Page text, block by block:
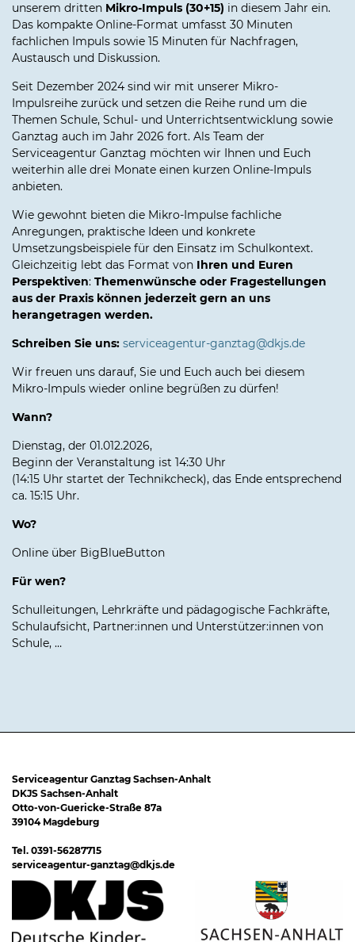
unserem dritten Mikro-Impuls (30+15) in diesem Jahr ein.
Das kompakte Online-Format umfasst 30 Minuten
fachlichen Impuls sowie 15 Minuten für Nachfragen,
Austausch und Diskussion.
Seit Dezember 2024 sind wir mit unserer Mikro-
Impulsreihe zurück und setzen die Reihe rund um die
Themen Schule, Schul- und Unterrichtsentwicklung sowie
Ganztag auch im Jahr 2026 fort. Als Team der
Serviceagentur Ganztag möchten wir Ihnen und Euch
weiterhin alle drei Monate einen kurzen Online-Impuls
anbieten.
Wie gewohnt bieten die Mikro-Impulse fachliche
Anregungen, praktische Ideen und konkrete
Umsetzungsbeispiele für den Einsatz im Schulkontext.
Gleichzeitig lebt das Format von Ihren und Euren
Perspektiven: Themenwünsche oder Fragestellungen
aus der Praxis können jederzeit gern an uns
herangetragen werden.
Schreiben Sie uns: serviceagentur-ganztag@dkjs.de
Wir freuen uns darauf, Sie und Euch auch bei diesem
Mikro-Impuls wieder online begrüßen zu dürfen!
Wann?
Dienstag, der 01.012.2026,
Beginn der Veranstaltung ist 14:30 Uhr
(14:15 Uhr startet der Technikcheck), das Ende entsprechend
ca. 15:15 Uhr.
Wo?
Online über BigBlueButton
Für wen?
Schulleitungen, Lehrkräfte und pädagogische Fachkräfte,
Schulaufsicht, Partner:innen und Unterstützer:innen von
Schule, …
Serviceagentur Ganztag Sachsen-Anhalt
DKJS Sachsen-Anhalt
Otto-von-Guericke-Straße 87a
39104 Magdeburg
Tel. 0391-56287715
serviceagentur-ganztag@dkjs.de